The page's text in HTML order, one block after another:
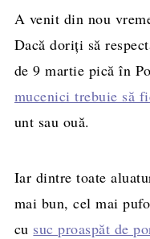
A venit din nou
Dacă doriți să
de 9 martie pică în
mucenici trebuie să
unt sau ouă.
Iar dintre toate
mai bun, cel mai
cu suc proaspăt de